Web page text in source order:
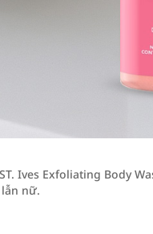
ST. Ives Exfoliating Body
nữ.